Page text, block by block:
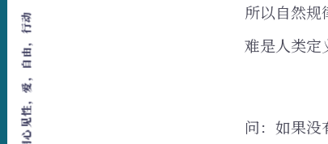
所以自然
难是人类定
问：如果